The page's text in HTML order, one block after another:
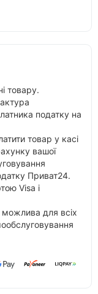
товару.
податку на
товар у касі
вашої
Приват24.
Visa і
для всіх